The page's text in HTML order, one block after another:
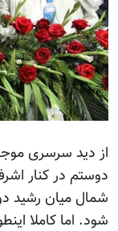
از دید سرسری
دوستم در کنار
شمال میان رشید
شود. اما کاملا